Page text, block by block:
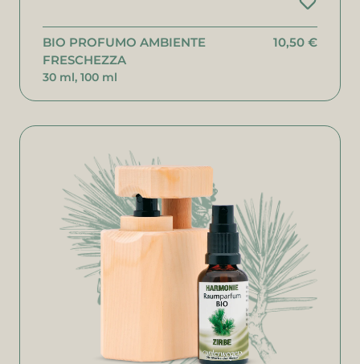
BIO PROFUMO AMBIENTE
FRESCHEZZA
30 ml, 100 ml
10,50 €